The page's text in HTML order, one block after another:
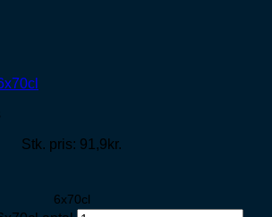
Stk. pris: 91,9kr.
6x70cl